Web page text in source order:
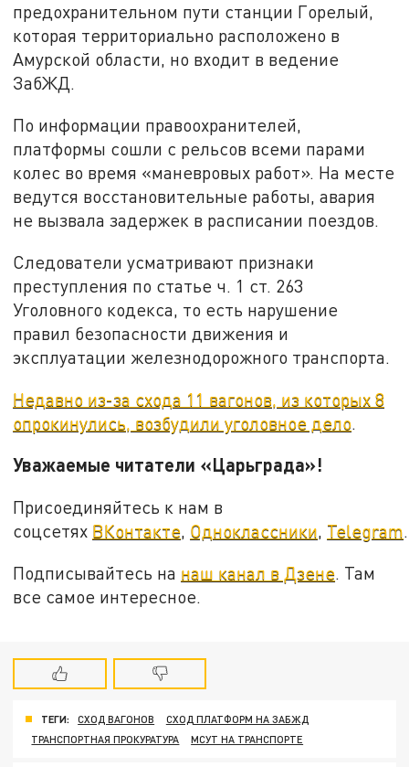
предохранительном пути станции Горелый,
которая территориально расположено в
Амурской области, но входит в ведение
ЗабЖД.
По информации правоохранителей,
платформы сошли с рельсов всеми парами
колес во время «маневровых работ». На месте
ведутся восстановительные работы, авария
не вызвала задержек в расписании поездов.
Следователи усматривают признаки
преступления по статье ч. 1 ст. 263
Уголовного кодекса, то есть нарушение
правил безопасности движения и
эксплуатации железнодорожного транспорта.
Недавно из-за схода 11 вагонов, из которых 8
опрокинулись, возбудили уголовное дело
Уважаемые читатели «Царьграда»!
Присоединяйтесь к нам в
соцсетях ВКонтакте, Одноклассники, Telegram.
Подписывайтесь на наш канал в Дзене . Там
все самое интересное.
ТЕГИ: СХОД ВАГОНОВ
СХОД ПЛАТФОРМ НА ЗАБЖД
ТРАНСПОРТНАЯ ПРОКУРАТУРА
МСУТ НА ТРАНСПОРТЕ